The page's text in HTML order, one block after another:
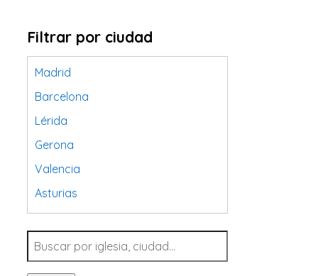
Filtrar por ciudad
Madrid
Barcelona
Lérida
Gerona
Valencia
Asturias
Tarragona
Navarra
Valladolid